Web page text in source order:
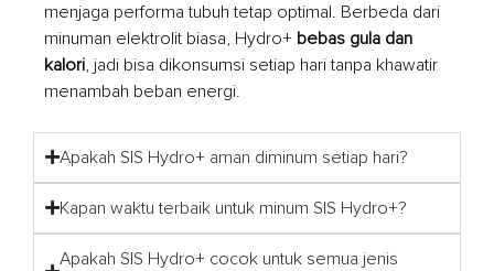
menjaga performa tubuh tetap optimal. Berbeda dari
minuman elektrolit biasa, Hydro+ bebas gula dan
kalori, jadi bisa dikonsumsi setiap hari tanpa khawatir
menambah beban energi.
Apakah SIS Hydro+ aman diminum setiap hari?
Kapan waktu terbaik untuk minum SIS Hydro+?
Apakah SIS Hydro+ cocok untuk semua jenis